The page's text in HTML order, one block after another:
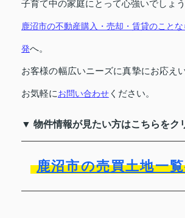
子育て中の家庭にとって心強いでしょう
鹿沼市の不動産購入・売却・賃貸のこと
発へ。
お客様の幅広いニーズに真摯にお応え
お気軽にお問い合わせ ください。
▼ 物件情報が見たい方はこちらをク
鹿沼市の売買土地一